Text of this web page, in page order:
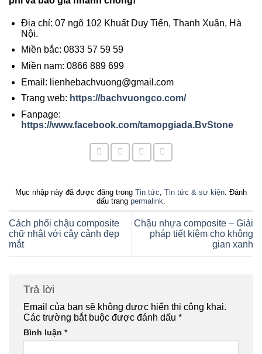
Địa chỉ: 07 ngõ 102 Khuất Duy Tiến, Thanh Xuân, Hà
Nội.
Miền bắc: 0833 57 59 59
Miền nam: 0866 889 699
Email: lienhebachvuong@gmail.com
Trang web: https://bachvuongco.com/
Fanpage:
https://www.facebook.com/tamopgiada.BvStone
Mục nhập này đã được đăng trong Tin tức, Tin tức & sự kiện. Đánh
dấu trang permalink.
Cách phối chậu composite
chữ nhật với cây cảnh đẹp
mắt
Chậu nhựa composite – Giải
pháp tiết kiệm cho không
gian xanh
Trả lời
Email của bạn sẽ không được hiển thị công khai.
Các trường bắt buộc được đánh dấu *
Bình luận *